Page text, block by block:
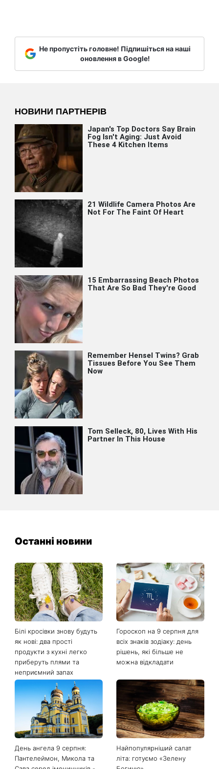
Не пропустіть головне! Підпишіться на наші
оновлення в Google!
Останні новини
Білі кросівки знову будуть
як нові: два прості
продукти з кухні легко
приберуть плями та
неприємний запах
Гороскоп на 9 серпня для
всіх знаків зодіаку: день
рішень, які більше не
можна відкладати
День ангела 9 серпня:
Пантелеймон, Микола та
Найпопулярніший салат
літа: готуємо «Зелену